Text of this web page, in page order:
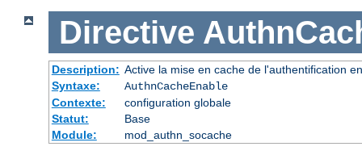
Directive
Description: Active la mise en cache de l'authentification
Syntaxe:
AuthnCacheEnable
Contexte:
configuration globale
Statut:
Base
Module:
mod_authn_socache